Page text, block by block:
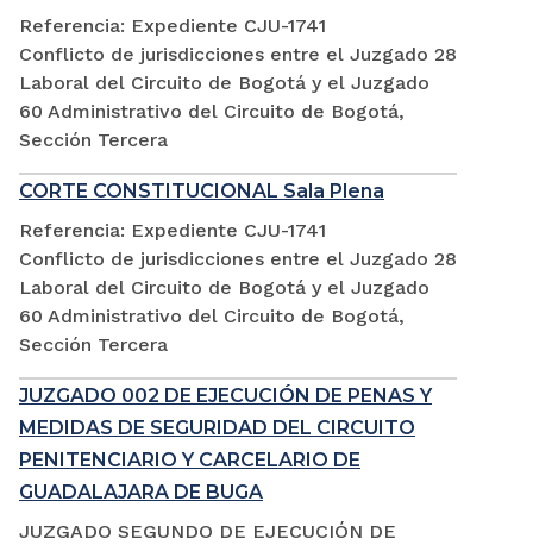
Referencia: Expediente CJU-1741
Conflicto de jurisdicciones entre el Juzgado 28
Laboral del Circuito de Bogotá y el Juzgado
60 Administrativo del Circuito de Bogotá,
Sección Tercera
CORTE CONSTITUCIONAL Sala Plena
Referencia: Expediente CJU-1741
Conflicto de jurisdicciones entre el Juzgado 28
Laboral del Circuito de Bogotá y el Juzgado
60 Administrativo del Circuito de Bogotá,
Sección Tercera
JUZGADO 002 DE EJECUCIÓN DE PENAS Y
MEDIDAS DE SEGURIDAD DEL CIRCUITO
PENITENCIARIO Y CARCELARIO DE
GUADALAJARA DE BUGA
JUZGADO SEGUNDO DE EJECUCIÓN DE